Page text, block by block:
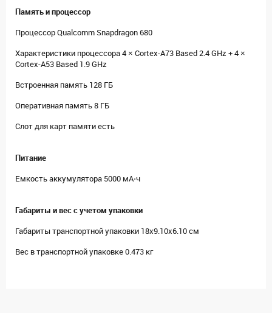
Память и процессор
Процессор Qualcomm Snapdragon 680
Характеристики процессора 4 × Cortex-A73 Based 2.4 GHz + 4 ×
Cortex-A53 Based 1.9 GHz
Встроенная память 128 ГБ
Оперативная память 8 ГБ
Слот для карт памяти есть
Питание
Емкость аккумулятора 5000 мА⋅ч
Габариты и вес с учетом упаковки
Габариты транспортной упаковки 18х9.10х6.10 см
Вес в транспортной упаковке 0.473 кг